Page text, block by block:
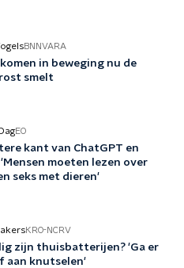
BNNVARA
in beweging nu de
smelt
EO
kant van ChatGPT en
'Mensen moeten lezen over
seks met dieren'
KRO-NCRV
zijn thuisbatterijen? 'Ga er
aan knutselen'